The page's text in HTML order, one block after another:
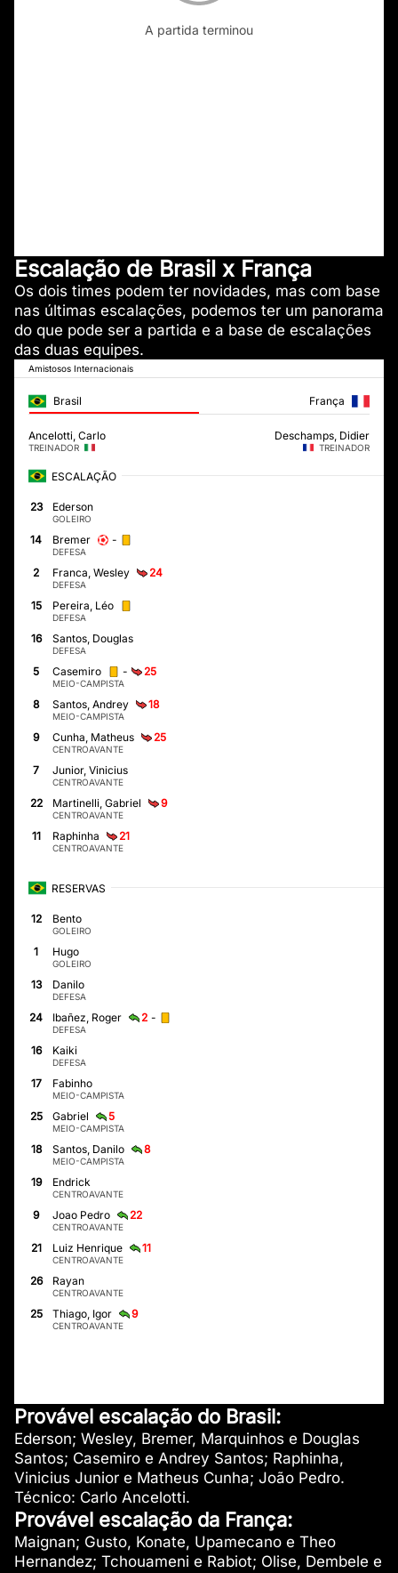
A partida terminou
Escalação de Brasil x França
Os dois times podem ter novidades, mas com base
nas últimas escalações, podemos ter um panorama
do que pode ser a partida e a base de escalações
das duas equipes.
Amistosos Internacionais
Brasil França
Ancelotti, Carlo
TREINADOR
Deschamps, Didier
TREINADOR
ESCALAÇÃO
23 Ederson
GOLEIRO
14 Bremer -
DEFESA
2 Franca, Wesley 24
DEFESA
15 Pereira, Léo
DEFESA
16 Santos, Douglas
DEFESA
5 Casemiro - 25
MEIO-CAMPISTA
8 Santos, Andrey 18
MEIO-CAMPISTA
9 Cunha, Matheus 25
CENTROAVANTE
7 Junior, Vinicius
CENTROAVANTE
22 Martinelli, Gabriel 9
CENTROAVANTE
11 Raphinha 21
CENTROAVANTE
RESERVAS
12 Bento
GOLEIRO
1 Hugo
GOLEIRO
13 Danilo
DEFESA
24 Ibañez, Roger 2 -
DEFESA
16 Kaiki
DEFESA
17 Fabinho
MEIO-CAMPISTA
25 Gabriel 5
MEIO-CAMPISTA
18 Santos, Danilo 8
MEIO-CAMPISTA
19 Endrick
CENTROAVANTE
9 Joao Pedro 22
CENTROAVANTE
21 Luiz Henrique 11
CENTROAVANTE
26 Rayan
CENTROAVANTE
25 Thiago, Igor 9
CENTROAVANTE
Provável escalação do Brasil:
Ederson; Wesley, Bremer, Marquinhos e Douglas
Santos; Casemiro e Andrey Santos; Raphinha,
Vinicius Junior e Matheus Cunha; João Pedro.
Técnico: Carlo Ancelotti.
Provável escalação da França:
Maignan; Gusto, Konate, Upamecano e Theo
Hernandez; Tchouameni e Rabiot; Olise, Dembele e